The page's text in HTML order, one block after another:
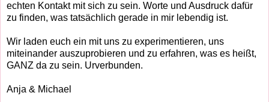
echten Kontakt mit sich zu sein. Worte und Ausdruck dafür
zu finden, was tatsächlich gerade in mir lebendig ist.
Wir laden euch ein mit uns zu experimentieren, uns
miteinander auszuprobieren und zu erfahren, was es heißt,
GANZ da zu sein. Urverbunden.
Anja & Michael